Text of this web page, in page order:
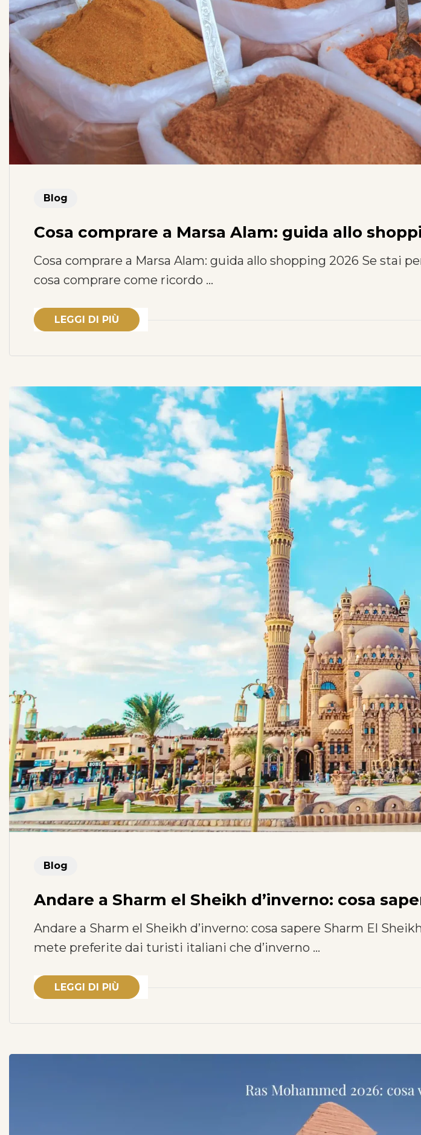
Blog
Cosa comprare a Marsa Alam: guida allo
Cosa comprare a Marsa Alam: guida allo shopping 2026 Se stai
cosa comprare come ricordo …
LEGGI DI PIÙ
Blog
Andare a Sharm el Sheikh d’inverno: cosa
Andare a Sharm el Sheikh d’inverno: cosa sapere Sharm El
mete preferite dai turisti italiani che d’inverno …
LEGGI DI PIÙ